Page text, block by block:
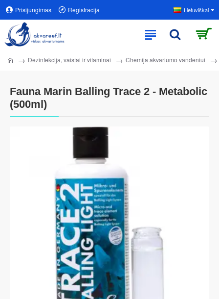
Prisijungimas Registracija Lietuviškai
Dezinfekcija, vaistai ir vitaminai Chemija akvariumo vandeniui
Fauna Marin Balling Trace 2 - Metabolic
(500ml)